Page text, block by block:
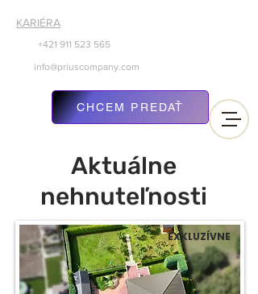
KARIÉRA
+421 911 523 565
info@priuscompany.com
CHCEM PREDAŤ
Aktuálne
nehnuteľnosti
EXKLUZÍVNE